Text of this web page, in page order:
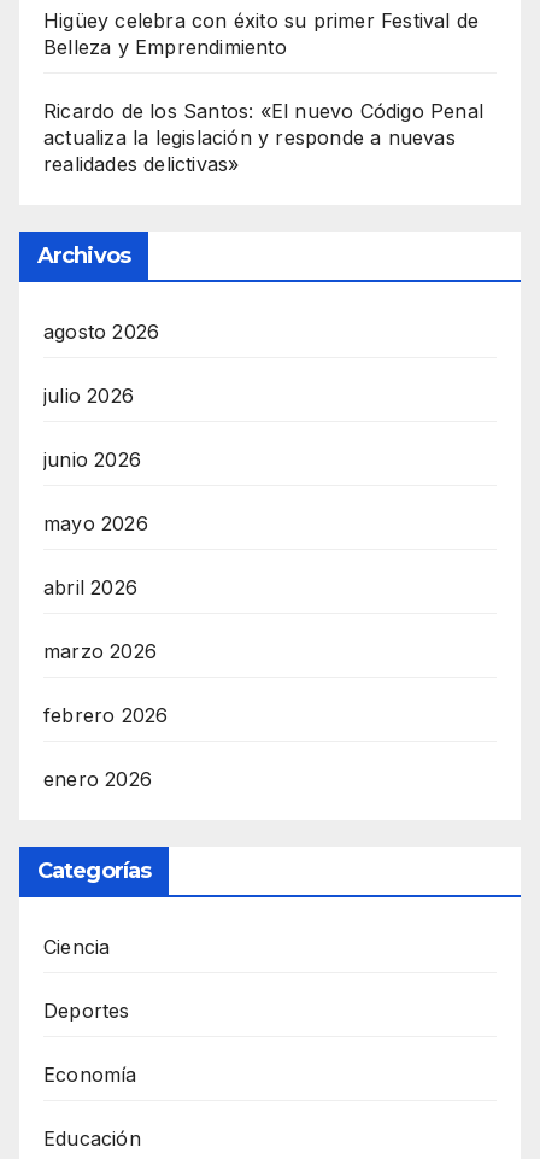
Higüey celebra con éxito su primer Festival de
Belleza y Emprendimiento
Ricardo de los Santos: «El nuevo Código Penal
actualiza la legislación y responde a nuevas
realidades delictivas»
Archivos
agosto 2026
julio 2026
junio 2026
mayo 2026
abril 2026
marzo 2026
febrero 2026
enero 2026
Categorías
Ciencia
Deportes
Economía
Educación